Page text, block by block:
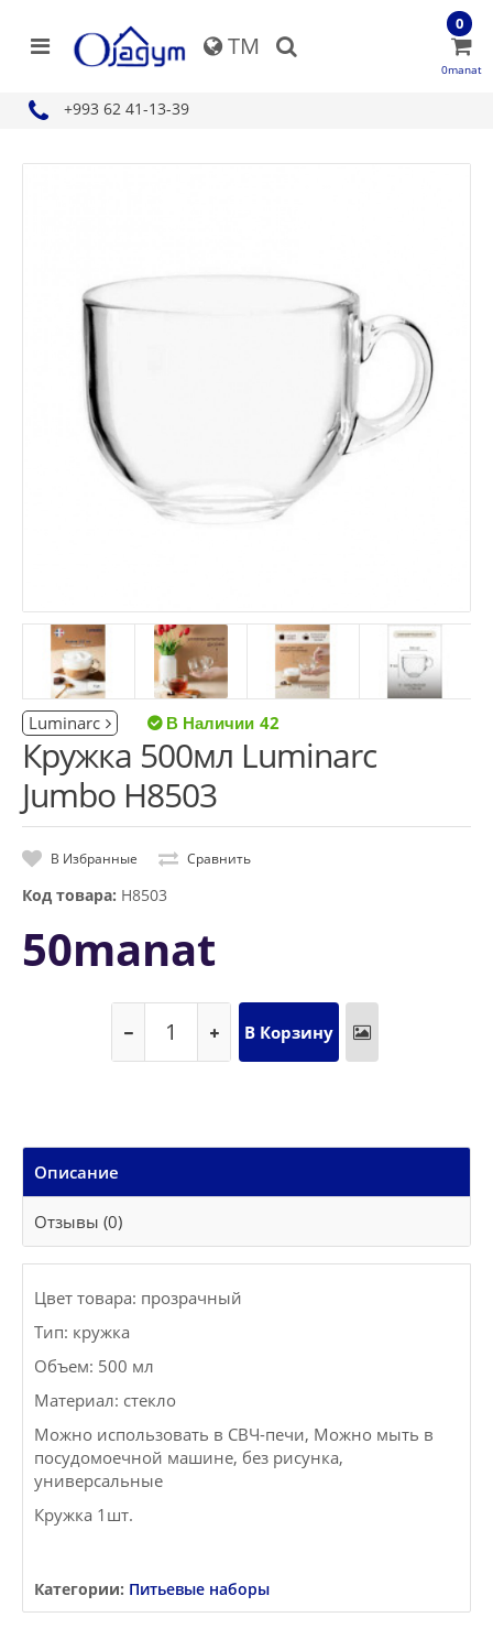
TM
+993 62 41-13-39
0
0manat
Luminarc 42
Кружка 500мл Luminarc
Jumbo H8503
В Избранные Сравнить
Код товара: H8503
50manat
Описание
Отзывы (0)
Цвет товара: прозрачный
Тип: кружка
Объем: 500 мл
Материал: стекло
Можно использовать в СВЧ-печи, Можно мыть в
посудомоечной машине, без рисунка,
универсальные
Кружка 1шт.
Категории: Питьевые наборы